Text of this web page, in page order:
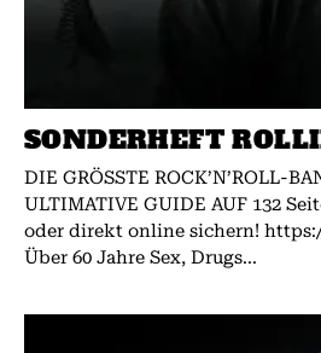
SONDERHEFT
DIE GRÖSSTE ROCK’N’ROLL-
ULTIMATIVE GUIDE AUF 132
oder direkt online sichern!
Über 60 Jahre Sex, Drugs...